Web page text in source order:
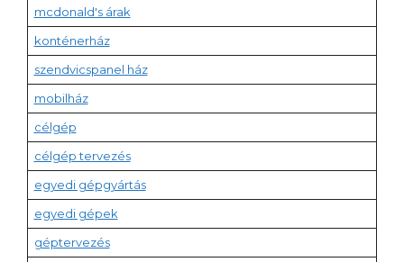
mcdonald's árak
konténerház
szendvicspanel ház
mobilház
célgép
célgép tervezés
egyedi gépgyártás
egyedi gépek
géptervezés